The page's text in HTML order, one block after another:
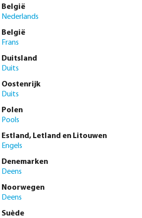
messing en staal.
Profec Kogelkraan
binnendraad type 100
België
Nederlands
België
Frans
Duitsland
Duits
Oostenrijk
Duits
Polen
Pools
Estland, Letland en Litouwen
Engels
Denemarken
Deens
Noorwegen
Deens
Suède